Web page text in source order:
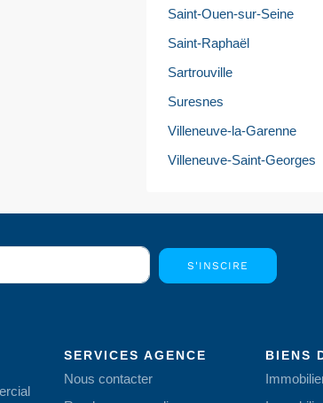
Saint-Ouen-sur-Seine
Saint-Raphaël
Sartrouville
Suresnes
Villeneuve-la-Garenne
Villeneuve-Saint-Georges
S'INSCIRE
SERVICES AGENCE
Nous contacter
BIENS